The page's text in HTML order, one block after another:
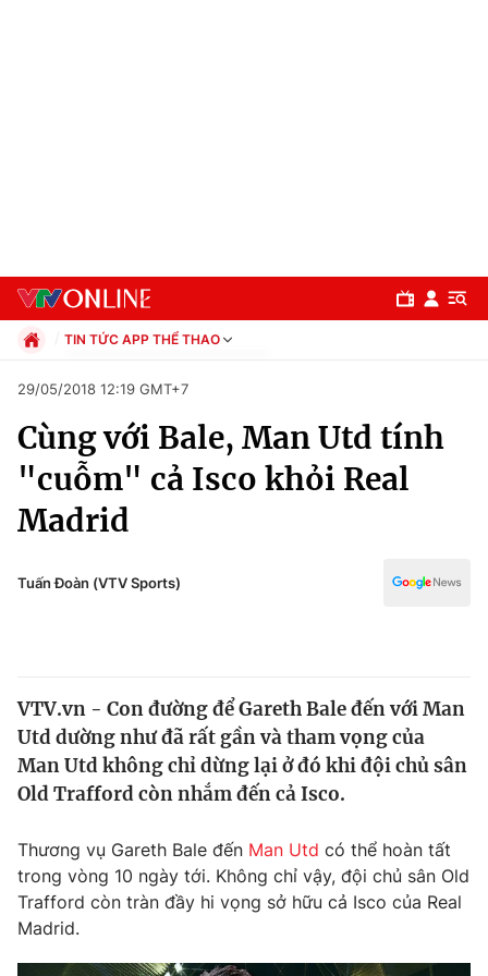
Chuyên mục
Chính trị
Thế giới
Tin tức
Câu chuyện quốc tế
Tài chính
Thị trường
Góc doanh nghiệp
Dữ liệu và đời sống
Truyền hình
TIN TỨC APP THỂ THAO
Xã hội
Pháp luật
Kinh tế
Thể thao
Truyền hình
Đời sống
29/05/2018 12:19 GMT+7
Cùng với Bale, Man Utd tính
"cuỗm" cả Isco khỏi Real
Madrid
Tuấn Đoàn (VTV Sports)
VTV.vn - Con đường để Gareth Bale đến với Man
Utd dường như đã rất gần và tham vọng của
Man Utd không chỉ dừng lại ở đó khi đội chủ sân
Old Trafford còn nhắm đến cả Isco.
Thương vụ Gareth Bale đến Man Utd có thể hoàn tất
trong vòng 10 ngày tới. Không chỉ vậy, đội chủ sân Old
Trafford còn tràn đầy hi vọng sở hữu cả Isco của Real
Madrid.